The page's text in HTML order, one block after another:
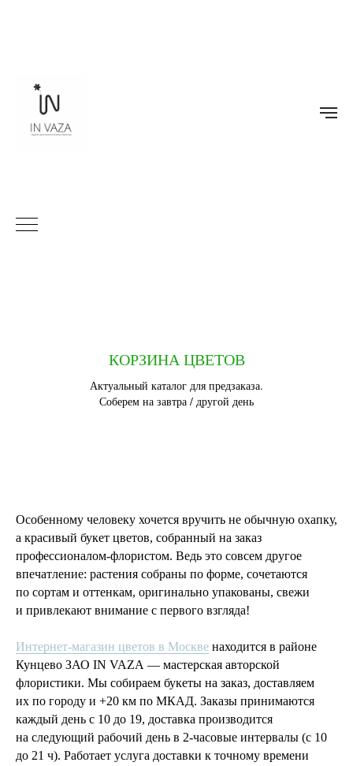
КОРЗИНА ЦВЕТОВ
Актуальный каталог для предзаказа.
Соберем на завтра / другой день
Особенному человеку хочется вручить не обычную охапку,
а красивый букет цветов, собранный на заказ
профессионалом-флористом. Ведь это совсем другое
впечатление: растения собраны по форме, сочетаются
по сортам и оттенкам, оригинально упакованы, свежи
и привлекают внимание с первого взгляда!
Интернет-магазин цветов в Москве находится в районе
Кунцево ЗАО IN VAZA — мастерская авторской
флористики. Мы собираем букеты на заказ, доставляем
их по городу и +20 км по МКАД. Заказы принимаются
каждый день с 10 до 19, доставка производится
на следующий рабочий день в 2-часовые интервалы (с 10
до 21 ч). Работает услуга доставки к точному времени